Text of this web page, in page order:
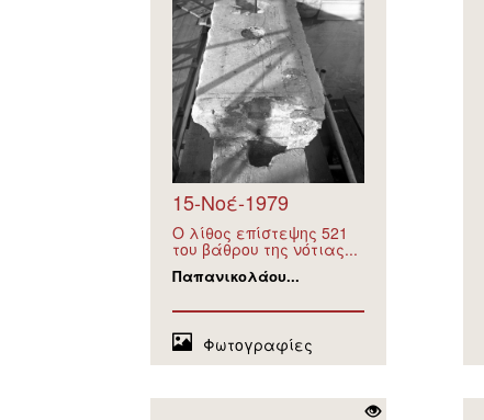
15-Νοέ-1979
Ο λίθος επίστεψης 521
του βάθρου της νότιας...
Παπανικολάου...
Φωτογραφίες